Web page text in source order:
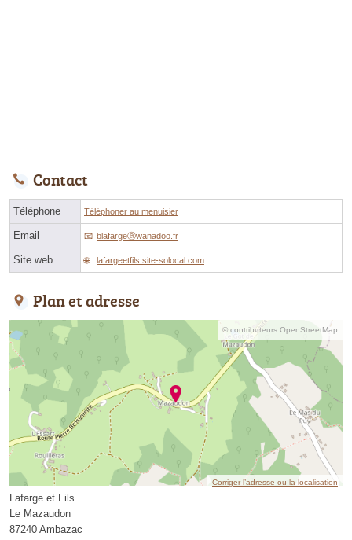
Contact
Téléphone Téléphoner au menuisier
Email blafargeⓐwanadoo.fr
Site web lafargeetfils.site-solocal.com
Plan et adresse
© contributeurs OpenStreetMap
Corriger l’adresse ou la localisation
Lafarge et Fils
Le Mazaudon
87240 Ambazac